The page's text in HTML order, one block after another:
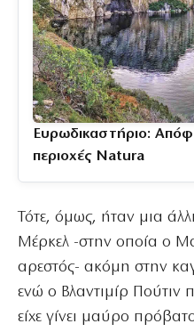
Ευρωδικαστήριο:
περιοχές Natura
Τότε, όμως, ήταν μια
Μέρκελ -στην οποία ο
αρεστός- ακόμη στην
ενώ ο Βλαντιμίρ Πούτιν
είχε γίνει μαύρο